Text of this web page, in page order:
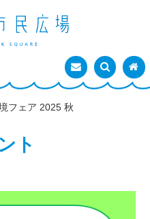
お問い合わせ
検索を表
ト
フェア 2025 秋
ト